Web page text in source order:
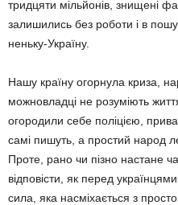
тридцяти мільйонів, знище­ні
залишились без роботи і в
неньку-Україну.
Нашу країну огорнула криза,
можновладці не розуміють
огородили себе поліцією,
самі пишуть, а простий народ
Проте, рано чи пізно нас­тане
відповісти, як перед
сила, яка на­сміхається з